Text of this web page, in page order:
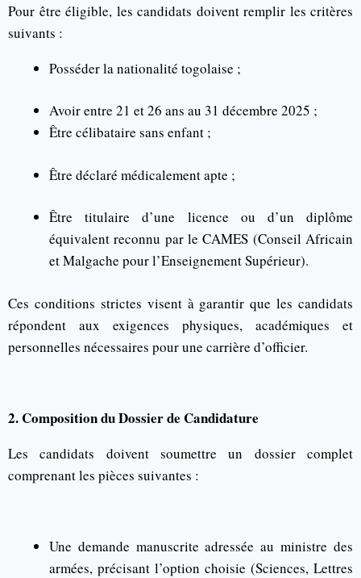
Pour être éligible, les candidats doivent remplir les critères
suivants :
Posséder la nationalité togolaise ;
Avoir entre 21 et 26 ans au 31 décembre 2025 ;
Être célibataire sans enfant ;
Être déclaré médicalement apte ;
Être titulaire d’une licence ou d’un diplôme
équivalent reconnu par le CAMES (Conseil Africain
et Malgache pour l’Enseignement Supérieur).
Ces conditions strictes visent à garantir que les candidats
répondent aux exigences physiques, académiques et
personnelles nécessaires pour une carrière d’officier.
2. Composition du Dossier de Candidature
Les candidats doivent soumettre un dossier complet
comprenant les pièces suivantes :
Une demande manuscrite adressée au ministre des
armées, précisant l’option choisie (Sciences, Lettres